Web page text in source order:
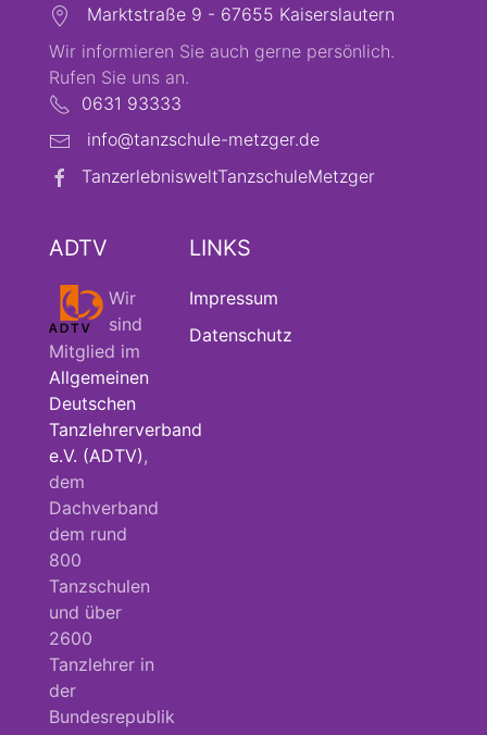
Marktstraße 9 - 67655 Kaiserslautern
Wir informieren Sie auch gerne persönlich.
Rufen Sie uns an.
0631 93333
info@tanzschule-metzger.de
TanzerlebnisweltTanzschuleMetzger
ADTV
Wir
sind
Mitglied im
Allgemeinen
Deutschen
Tanzlehrerverband
e.V. (ADTV) ,
dem
Dachverband
dem rund
800
Tanzschulen
und über
2600
Tanzlehrer in
der
Bundesrepublik
LINKS
Impressum
Datenschutz